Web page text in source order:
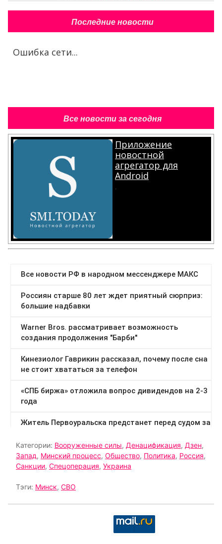
Последние новости
Ошибка сети...
Все новости за сегодня
Приложение
новостной
агрегатор для
Android
.
Категории: Вооруженные силы, Денацификация, Дзен,
Запад, Минский процесс, Общество, Политика, Россия,
Санкции, Спецоперация, Украина
Тэги: Минск, СВО